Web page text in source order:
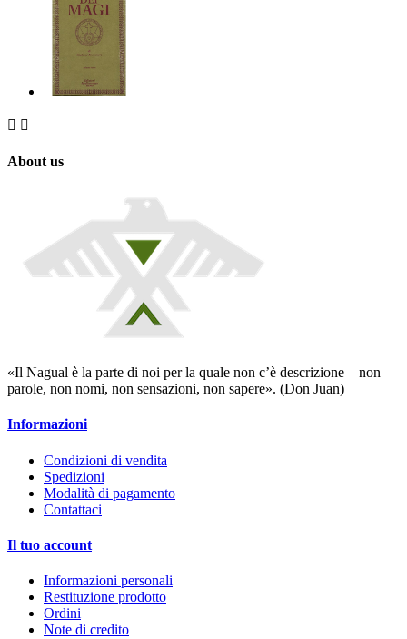
 
About us
«Il Nagual è la parte di noi per la quale non c’è descrizione – non
parole, non nomi, non sensazioni, non sapere». (Don Juan)
Informazioni
Condizioni di vendita
Spedizioni
Modalità di pagamento
Contattaci
Il tuo account
Informazioni personali
Restituzione prodotto
Ordini
Note di credito